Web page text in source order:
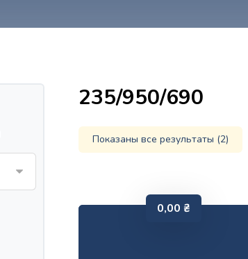
235/950/690
Показаны все результаты (2)
0,00₴